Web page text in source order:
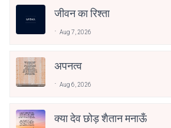
जीवन का रिश्ता
Aug 7, 2026
अपनत्व
Aug 6, 2026
क्या देव छोड़ शैतान मनाऊँ